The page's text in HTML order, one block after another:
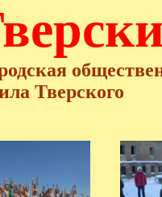
Тверского